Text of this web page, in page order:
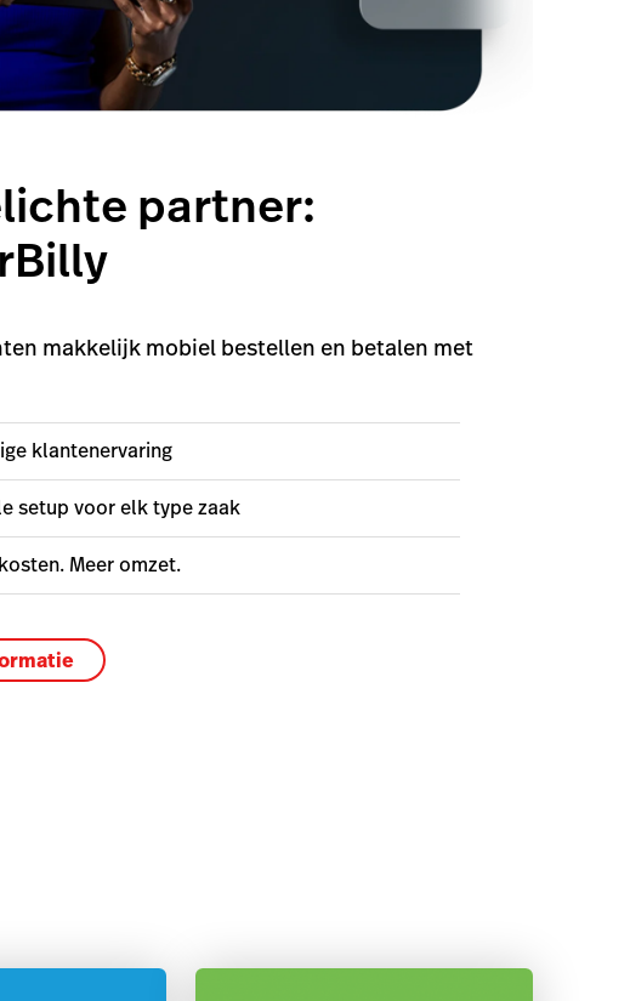
partner:
makkelijk mobiel bestellen en betalen met
klantenervaring
setup voor elk type zaak
Meer omzet.